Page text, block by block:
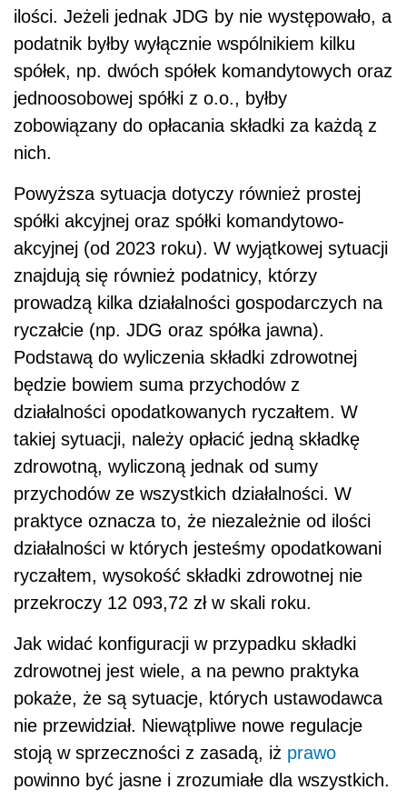
ilości. Jeżeli jednak JDG by nie występowało, a
podatnik byłby wyłącznie wspólnikiem kilku
spółek, np. dwóch spółek komandytowych oraz
jednoosobowej spółki z o.o., byłby
zobowiązany do opłacania składki za każdą z
nich.
Powyższa sytuacja dotyczy również prostej
spółki akcyjnej oraz spółki komandytowo-
akcyjnej (od 2023 roku). W wyjątkowej sytuacji
znajdują się również podatnicy, którzy
prowadzą kilka działalności gospodarczych na
ryczałcie (np. JDG oraz spółka jawna).
Podstawą do wyliczenia składki zdrowotnej
będzie bowiem suma przychodów z
działalności opodatkowanych ryczałtem. W
takiej sytuacji, należy opłacić jedną składkę
zdrowotną, wyliczoną jednak od sumy
przychodów ze wszystkich działalności. W
praktyce oznacza to, że niezależnie od ilości
działalności w których jesteśmy opodatkowani
ryczałtem, wysokość składki zdrowotnej nie
przekroczy 12 093,72 zł w skali roku.
Jak widać konfiguracji w przypadku składki
zdrowotnej jest wiele, a na pewno praktyka
pokaże, że są sytuacje, których ustawodawca
nie przewidział. Niewątpliwe nowe regulacje
stoją w sprzeczności z zasadą, iż prawo
powinno być jasne i zrozumiałe dla wszystkich.